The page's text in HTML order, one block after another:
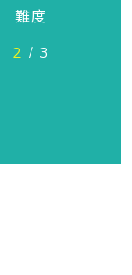
難度
2 / 3